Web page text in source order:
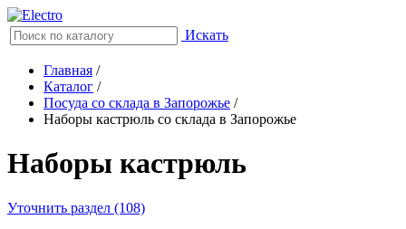
Искать
Главная /
Каталог /
Посуда со склада в Запорожье /
Наборы кастрюль со склада в Запорожье
Наборы кастрюль
Уточнить раздел (108)